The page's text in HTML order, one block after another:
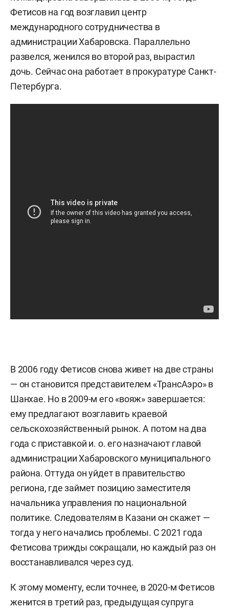
Фетисов на год возглавил центр
международного сотрудничества в
администрации Хабаровска. Параллельно
развелся, женился во второй раз, вырастил
дочь. Сейчас она работает в прокуратуре Санкт-
Петербурга.
В 2006 году Фетисов снова живет на две страны
— он становится представителем «ТрансАэро» в
Шанхае. Но в 2009-м его «вояж» завершается:
ему предлагают возглавить краевой
сельскохозяйственный рынок. А потом на два
года с приставкой и. о. его назначают главой
администрации Хабаровского муниципального
района. Оттуда он уйдет в правительство
региона, где займет позицию заместителя
начальника управления по национальной
политике. Следователям в Казани он скажет —
тогда у него начались проблемы. С 2021 года
Фетисова трижды сокращали, но каждый раз он
восстанавливался через суд.
К этому моменту, если точнее, в 2020-м Фетисов
женится в третий раз, предыдущая супруга